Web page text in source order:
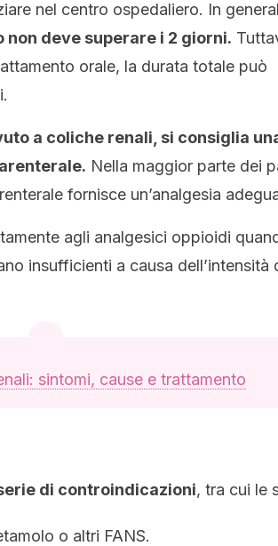
nel centro ospedaliero. In
deve superare i 2 giorni.
orale, la durata totale può
a coliche renali, si consiglia
Nella maggior parte dei
fornisce un’analgesia
agli analgesici oppioidi
insufficienti a causa dell’intensità
sintomi, cause e trattamento
di controindicazioni, tra cui le
o altri FANS.